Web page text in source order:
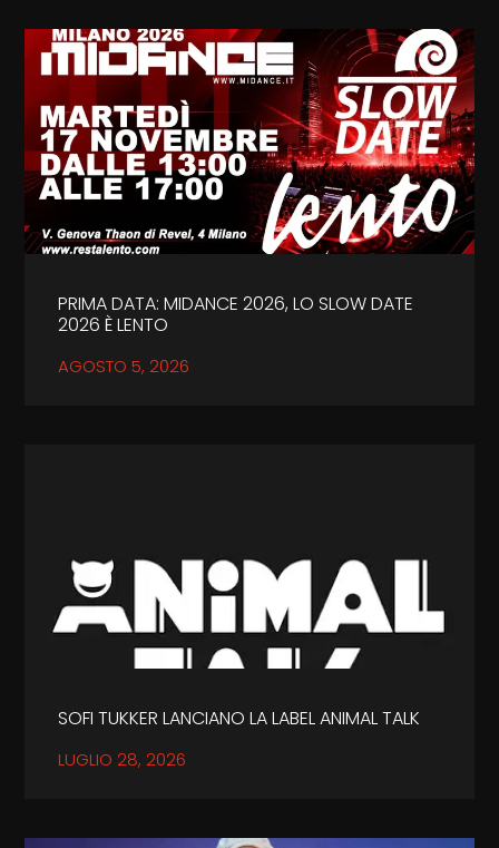
PRIMA DATA: MIDANCE 2026, LO SLOW DATE
2026 È LENTO
AGOSTO 5, 2026
SOFI TUKKER LANCIANO LA LABEL ANIMAL TALK
LUGLIO 28, 2026